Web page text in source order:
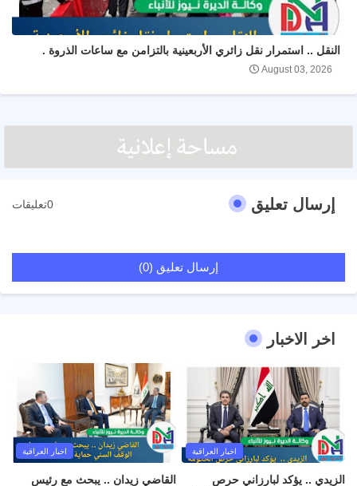
النقل .. استمرار نقل زائري الأربعينية بالتزامن مع ساعات الذروة .
August 03, 2026
إرسال تعليق 0تعليقات
إرسال تعليق (0)
اخر الاخبار
اخبار العراقية
الزيدي .. يؤكد لبارزاني حرص
اخبار العراقية
القاضي زيدان .. يبحث مع رئيس